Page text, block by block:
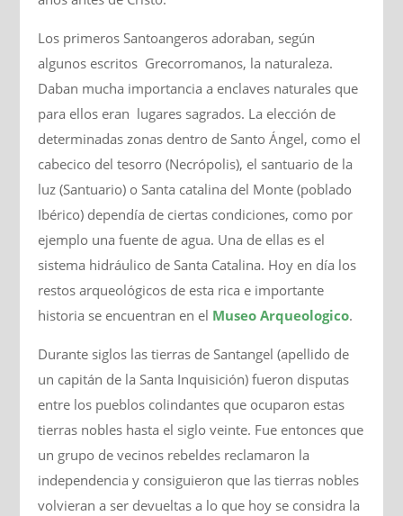
Los primeros Santoangeros adoraban, según
algunos escritos Grecorromanos, la naturaleza.
Daban mucha importancia a enclaves naturales que
para ellos eran lugares sagrados. La elección de
determinadas zonas dentro de Santo Ángel, como el
cabecico del tesorro (Necrópolis), el santuario de la
luz (Santuario) o Santa catalina del Monte (poblado
Ibérico) dependía de ciertas condiciones, como por
ejemplo una fuente de agua. Una de ellas es el
sistema hidráulico de Santa Catalina. Hoy en día los
restos arqueológicos de esta rica e importante
historia se encuentran en el Museo Arqueologico.
Durante siglos las tierras de Santangel (apellido de
un capitán de la Santa Inquisición) fueron disputas
entre los pueblos colindantes que ocuparon estas
tierras nobles hasta el siglo veinte. Fue entonces que
un grupo de vecinos rebeldes reclamaron la
independencia y consiguieron que las tierras nobles
volvieran a ser devueltas a lo que hoy se considra la